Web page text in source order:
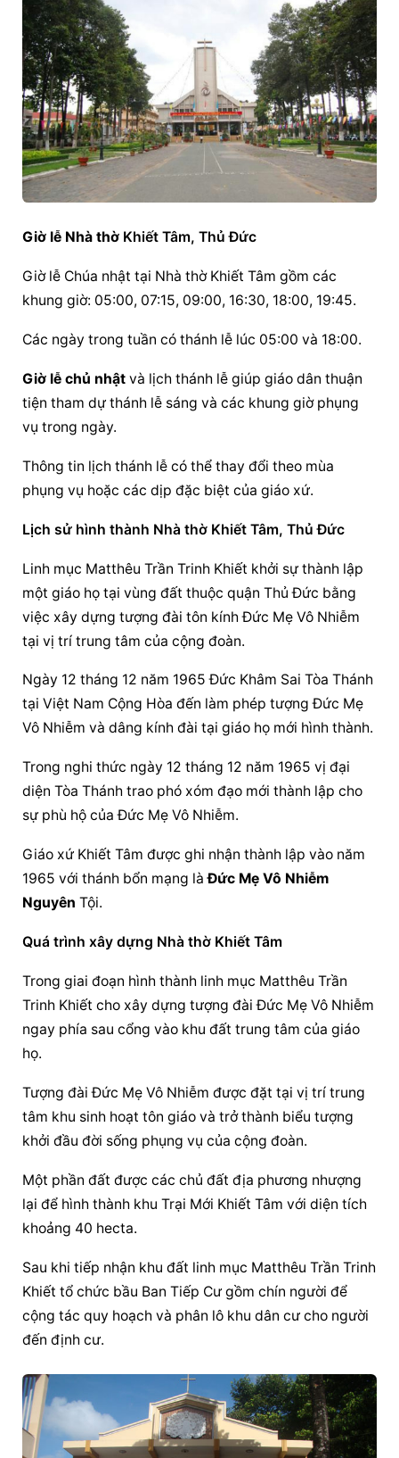
Giờ lễ Nhà thờ Khiết Tâm, Thủ Đức
Giờ lễ Chúa nhật tại Nhà thờ Khiết Tâm gồm các
khung giờ: 05:00, 07:15, 09:00, 16:30, 18:00, 19:45.
Các ngày trong tuần có thánh lễ lúc 05:00 và 18:00.
Giờ lễ chủ nhật và lịch thánh lễ giúp giáo dân thuận
tiện tham dự thánh lễ sáng và các khung giờ phụng
vụ trong ngày.
Thông tin lịch thánh lễ có thể thay đổi theo mùa
phụng vụ hoặc các dịp đặc biệt của giáo xứ.
Lịch sử hình thành Nhà thờ Khiết Tâm, Thủ Đức
Linh mục Matthêu Trần Trinh Khiết khởi sự thành lập
một giáo họ tại vùng đất thuộc quận Thủ Đức bằng
việc xây dựng tượng đài tôn kính Đức Mẹ Vô Nhiễm
tại vị trí trung tâm của cộng đoàn.
Ngày 12 tháng 12 năm 1965 Đức Khâm Sai Tòa Thánh
tại Việt Nam Cộng Hòa đến làm phép tượng Đức Mẹ
Vô Nhiễm và dâng kính đài tại giáo họ mới hình thành.
Trong nghi thức ngày 12 tháng 12 năm 1965 vị đại
diện Tòa Thánh trao phó xóm đạo mới thành lập cho
sự phù hộ của Đức Mẹ Vô Nhiễm.
Giáo xứ Khiết Tâm được ghi nhận thành lập vào năm
1965 với thánh bổn mạng là Đức Mẹ Vô Nhiễm
Nguyên Tội.
Quá trình xây dựng Nhà thờ Khiết Tâm
Trong giai đoạn hình thành linh mục Matthêu Trần
Trinh Khiết cho xây dựng tượng đài Đức Mẹ Vô Nhiễm
ngay phía sau cổng vào khu đất trung tâm của giáo
họ.
Tượng đài Đức Mẹ Vô Nhiễm được đặt tại vị trí trung
tâm khu sinh hoạt tôn giáo và trở thành biểu tượng
khởi đầu đời sống phụng vụ của cộng đoàn.
Một phần đất được các chủ đất địa phương nhượng
lại để hình thành khu Trại Mới Khiết Tâm với diện tích
khoảng 40 hecta.
Sau khi tiếp nhận khu đất linh mục Matthêu Trần Trinh
Khiết tổ chức bầu Ban Tiếp Cư gồm chín người để
cộng tác quy hoạch và phân lô khu dân cư cho người
đến định cư.